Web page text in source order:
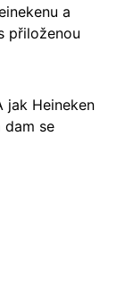
a
přiloženou
jak Heineken
dam se